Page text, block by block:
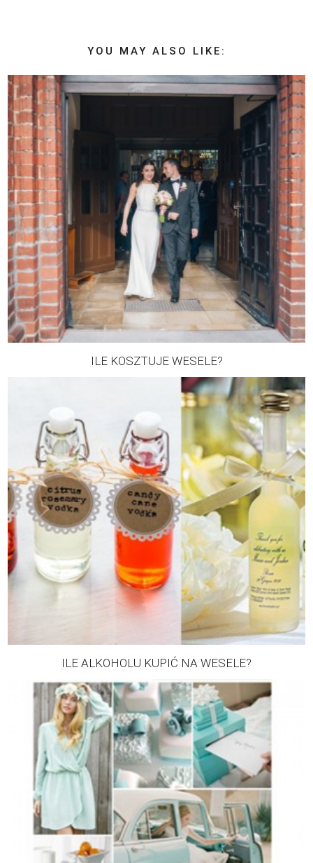
YOU MAY ALSO LIKE:
ILE KOSZTUJE WESELE?
ILE ALKOHOLU KUPIĆ NA WESELE?